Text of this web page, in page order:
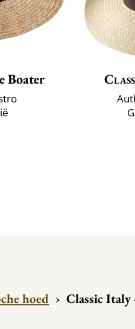
Boater
hoed › Classic Italy